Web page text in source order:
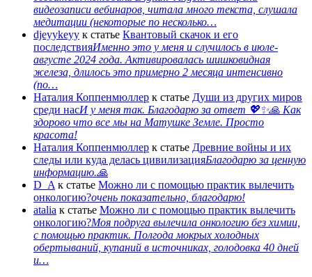
видеозаписи вебинаров, читала много текста, слушала
медитации (некоторые по несколько…
djeyykeyy к статье Квантовый скачок и его
последствияИменно это у меня и случилось в июле-
августе 2024 года. Активировалась шишковидная
железа, длилось это примерно 2 месяца интенсивно
(по…
Наталия Коппенмюллер к статье Души из других миров
среди насИ у меня так. Благодарю за ответ 💖✨️🙏 Как
здорово что все мы на Матушке Земле. Просто
красота!
Наталия Коппенмюллер к статье Древние войны и их
следы или куда делась цивилизацияБлагодарю за ценную
информацию.🙏
D_A к статье Можно ли с помощью практик вылечить
онкологию?очень показательно, благодарю!
atalia к статье Можно ли с помощью практик вылечить
онкологию?Моя подруга вылечила онкологию без химии,
с помощью практик. Полгода мокрых холодных
обертываний, купаний в источниках, голодовка 40 дней
и…